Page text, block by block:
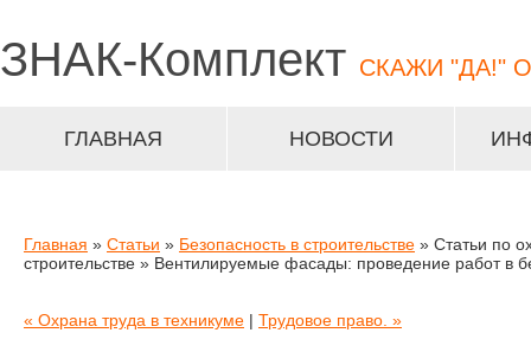
ЗНАК-Комплект СКАЖИ "ДА!"
ГЛАВНАЯ НОВОСТИ
Главная » Статьи » Безопасность в строительстве » Статьи по
строительстве » Вентилируемые фасады: проведение работ в
« Охрана труда в техникуме | Трудовое право. »